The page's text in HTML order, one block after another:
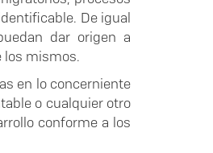
De igual
dar origen a
los mismos.
en lo concerniente
o cualquier otro
conforme a los